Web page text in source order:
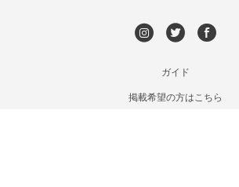
ガイド
掲載希望の方はこちら